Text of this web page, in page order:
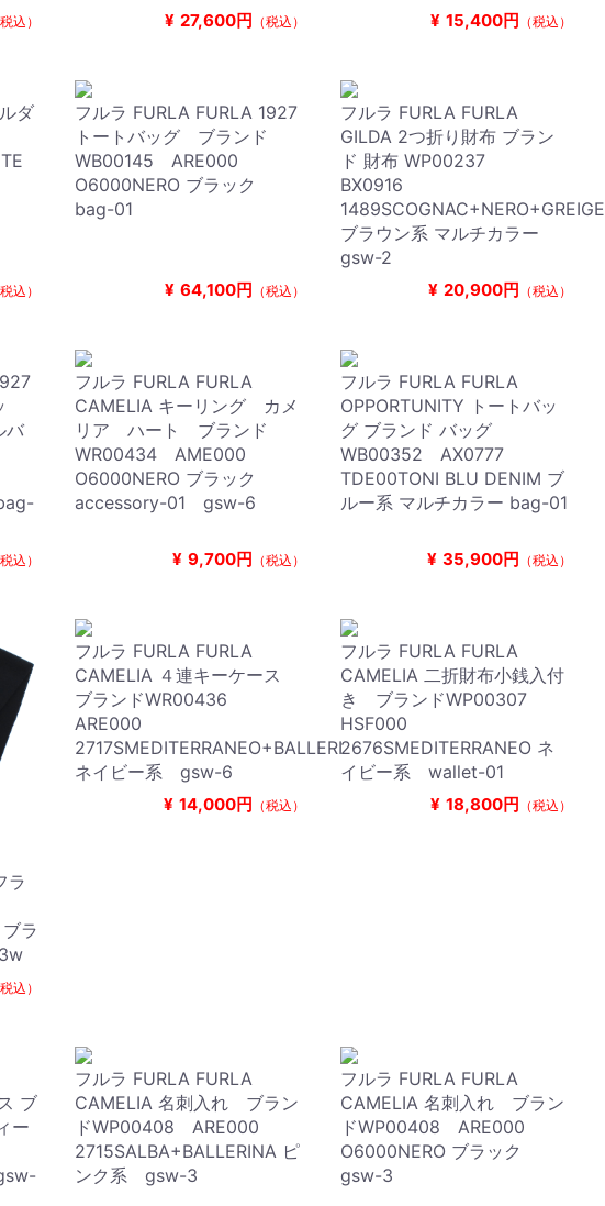
税込） ¥ 27,600円 （税込） ¥ 15,400円 （税込）
ダ
税込）
フルラ FURLA FURLA 1927
トートバッグ ブランド
WB00145 ARE000
O6000NERO ブラック
bag-01
¥ 64,100円 （税込）
フルラ FURLA FURLA
GILDA 2つ折り財布 ブラン
ド 財布 WP00237
BX0916
1489SCOGNAC+NERO+GREIGE
ブラウン系 マルチカラー
gsw-2
¥ 20,900円 （税込）
バ
税込）
フルラ FURLA FURLA
CAMELIA キーリング カメ
リア ハート ブランド
WR00434 AME000
O6000NERO ブラック
accessory-01 gsw-6
¥ 9,700円 （税込）
フルラ FURLA FURLA
OPPORTUNITY トートバッ
グ ブランド バッグ
WB00352 AX0777
TDE00TONI BLU DENIM ブ
ルー系 マルチカラー bag-01
¥ 35,900円 （税込）
ラ
ラ
税込）
フルラ FURLA FURLA
CAMELIA ４連キーケース
ブランドWR00436
ARE000
2717SMEDITERRANEO+BALLERI
ネイビー系 gsw-6
¥ 14,000円 （税込）
フルラ FURLA FURLA
CAMELIA 二折財布小銭入付
き ブランドWP00307
HSF000
2676SMEDITERRANEO ネ
イビー系 wallet-01
¥ 18,800円 （税込）
ブ
ー
フルラ FURLA FURLA
CAMELIA 名刺入れ ブラン
ドWP00408 ARE000
2715SALBA+BALLERINA ピ
ンク系 gsw-3
フルラ FURLA FURLA
CAMELIA 名刺入れ ブラン
ドWP00408 ARE000
O6000NERO ブラック
gsw-3